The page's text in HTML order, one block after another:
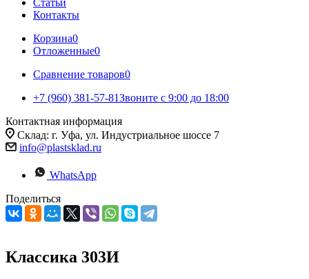
Статьи
Контакты
Корзина0
Отложенные0
Сравнение товаров0
+7 (960) 381-57-81Звоните с 9:00 до 18:00
Контактная информация
Склад: г. Уфа, ул. Индустриальное шоссе 7
info@plastsklad.ru
WhatsApp
Поделиться
Классика 303И